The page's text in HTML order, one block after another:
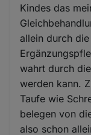
Kindes das
allein durch
wahrt durch
werden kann.
Taufe wie
belegen von
also schon